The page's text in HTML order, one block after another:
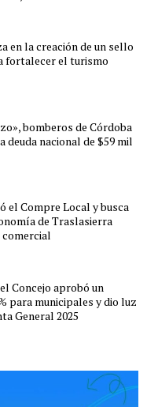
en la creación de un sello
fortalecer el turismo
bomberos de Córdoba
deuda nacional de $59 mil
el Compre Local y busca
de Traslasierra
Concejo aprobó un
para municipales y dio luz
General 2025